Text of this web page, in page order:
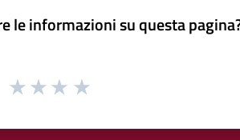
le informazioni su questa